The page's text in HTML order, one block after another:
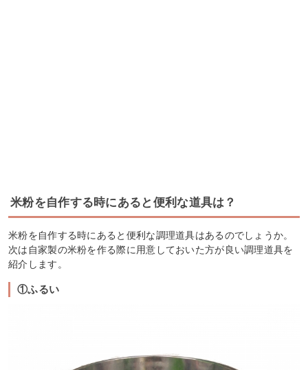
米粉を自作する時にあると便利な道具は？
米粉を自作する時にあると便利な調理道具はあるのでしょうか。
次は自家製の米粉を作る際に用意しておいた方が良い調理道具を
紹介します。
①ふるい